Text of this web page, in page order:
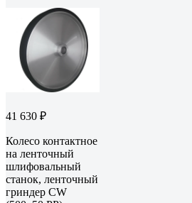
41 630 ₽
Колесо контактное
на ленточный
шлифовальный
станок, ленточный
гриндер CW